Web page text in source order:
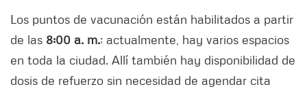
Los puntos de vacunación están habilitados a partir
de las 8:00 a. m.; actualmente, hay varios espacios
en toda la ciudad. Allí también hay disponibilidad de
dosis de refuerzo sin necesidad de agendar cita